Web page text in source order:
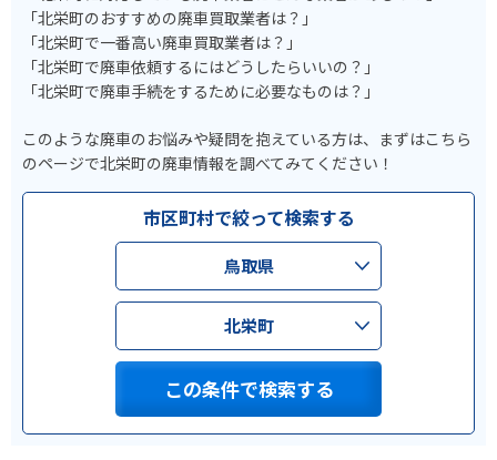
「北栄町のおすすめの廃車買取業者は？」
「北栄町で一番高い廃車買取業者は？」
「北栄町で廃車依頼するにはどうしたらいいの？」
「北栄町で廃車手続をするために必要なものは？」
このような廃車のお悩みや疑問を抱えている方は、まずはこちら
のページで北栄町の廃車情報を調べてみてください！
市区町村で絞って検索する
鳥取県
北栄町
この条件で検索する